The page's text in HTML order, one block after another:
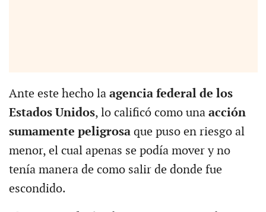
Ante este hecho la agencia federal de los
Estados Unidos, lo calificó como una acción
sumamente peligrosaque puso en riesgo al
menor, el cual apenas se podía mover y no
tenía manera de como salir de donde fue
escondido.